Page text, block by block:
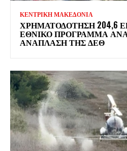
ΚΕΝΤΡΙΚΗ ΜΑΚΕΔΟΝΙΑ
ΧΡΗΜΑΤΟΔΌΤΗΣΗ 204,6
ΕΘΝΙΚΌ ΠΡΌΓΡΑΜΜΑ
ΑΝΆΠΛΑΣΗ ΤΗΣ ΔΕΘ